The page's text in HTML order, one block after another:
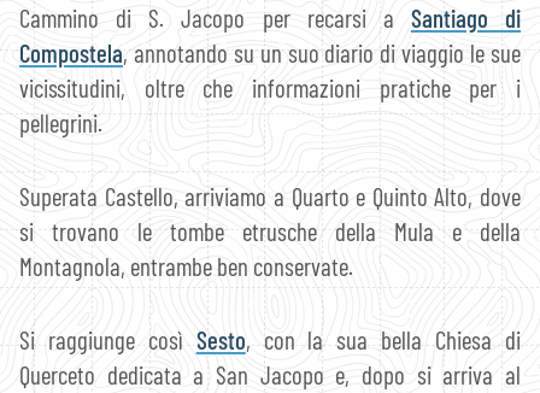
Cammino di S. Jacopo per recarsi a Santiago di
Compostela, annotando su un suo diario di viaggio le sue
vicissitudini, oltre che informazioni pratiche per i
pellegrini.
Superata Castello, arriviamo a Quarto e Quinto Alto, dove
si trovano le tombe etrusche della Mula e della
Montagnola, entrambe ben conservate.
Si raggiunge cosìSesto, con la sua bella Chiesa di
Querceto dedicata a San Jacopo e, dopo si arriva al